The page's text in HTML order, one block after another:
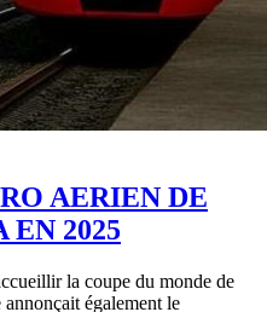
AERIEN DE
EN 2025
la coupe du monde de
également le